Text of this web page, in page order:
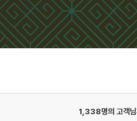
1,338명의 고객